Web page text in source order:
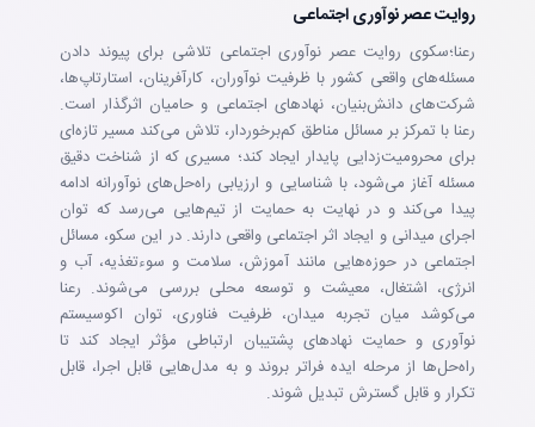
روایت عصر نوآوری اجتماعی
رعنا؛سکوی روایت عصر نوآوری اجتماعی تلاشی برای پیوند دادن
مسئله‌های واقعی کشور با ظرفیت نوآوران، کارآفرینان، استارتاپ‌ها،
شرکت‌های دانش‌بنیان، نهادهای اجتماعی و حامیان اثرگذار است.
رعنا با تمرکز بر مسائل مناطق کم‌برخوردار، تلاش می‌کند مسیر تازه‌ای
برای محرومیت‌زدایی پایدار ایجاد کند؛ مسیری که از شناخت دقیق
مسئله آغاز می‌شود، با شناسایی و ارزیابی راه‌حل‌های نوآورانه ادامه
پیدا می‌کند و در نهایت به حمایت از تیم‌هایی می‌رسد که توان
اجرای میدانی و ایجاد اثر اجتماعی واقعی دارند. در این سکو، مسائل
اجتماعی در حوزه‌هایی مانند آموزش، سلامت و سوءتغذیه، آب و
انرژی، اشتغال، معیشت و توسعه محلی بررسی می‌شوند. رعنا
می‌کوشد میان تجربه میدان، ظرفیت فناوری، توان اکوسیستم
نوآوری و حمایت نهادهای پشتیبان ارتباطی مؤثر ایجاد کند تا
راه‌حل‌ها از مرحله ایده فراتر بروند و به مدل‌هایی قابل اجرا، قابل
تکرار و قابل گسترش تبدیل شوند.